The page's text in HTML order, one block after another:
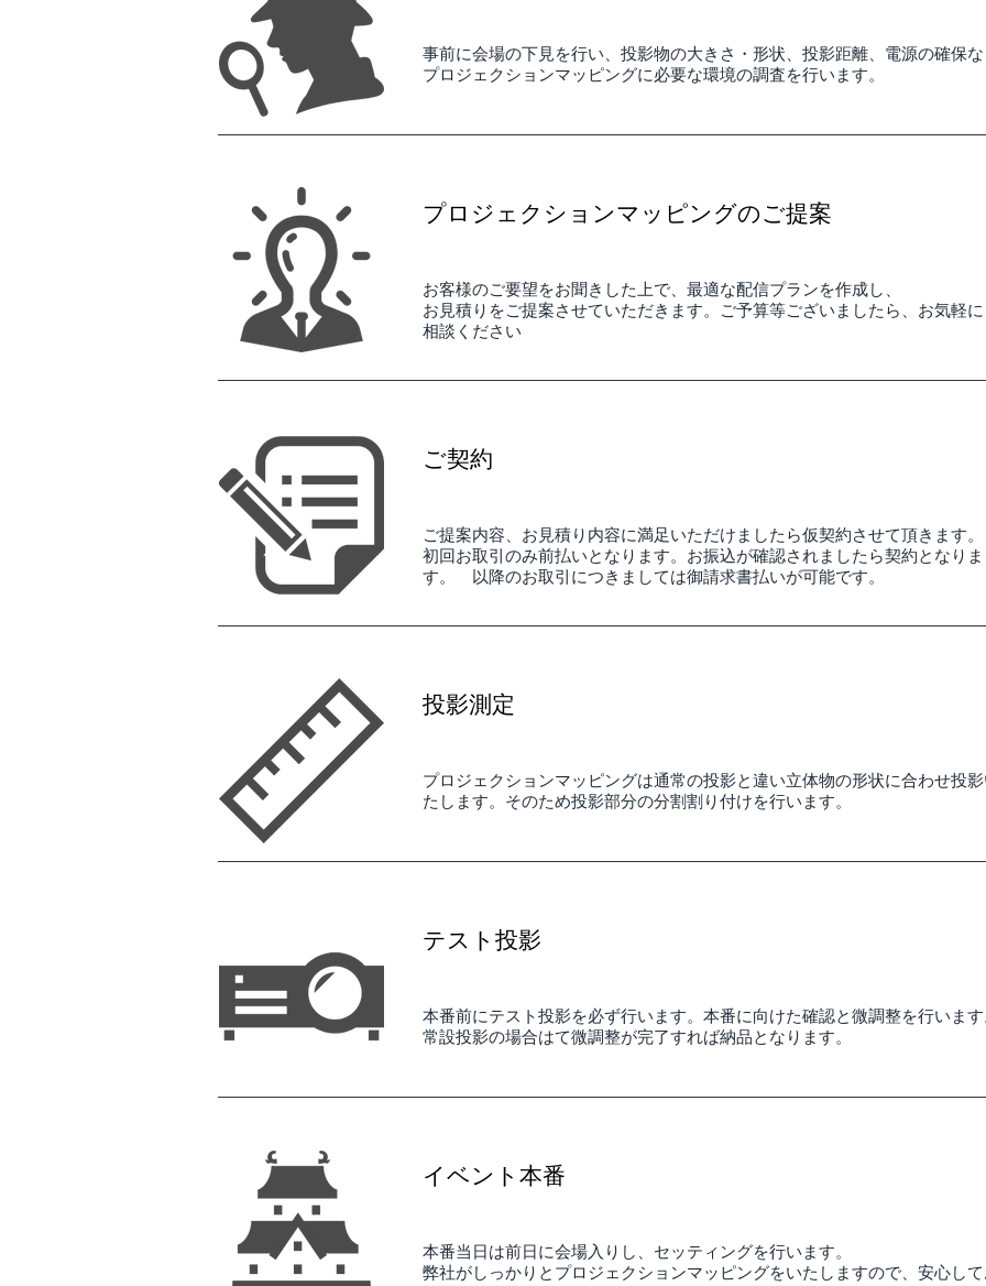
事前に会場の下見を行い、投影物の大きさ・形状、投影距離、電源の確保
プロジェクションマッピングに必要な環境の調査を行います。
プロジェクションマッピングのご提案
お客様のご要望をお聞きした上で、最適な配信プランを作成し、
お見積りをご提案させていただきます。ご予算等ございましたら、お気軽
相談ください
ご契約
ご提案内容、お見積り内容に満足いただけましたら仮契約させて頂きます。
初回お取引のみ前払いとなります。お振込が確認されましたら契約となりま
す。
以降のお取引につきましては御請求書払いが可能です。
投影測定
プロジェクションマッピングは通常の投影と違い立体物の形状に合わせ投
たします。そのため投影部分の分割割り付けを行います。
テスト投影
本番前にテスト投影を必ず行います。本番に向けた確認と微調整を行いま
​常設投影の場合はて微調整が完了すれば納品となります。
イベント本番
本番当日は前日に会場入りし、セッティングを行います。
弊社がしっかりとプロジェクションマッピングをいたしますので、安心し